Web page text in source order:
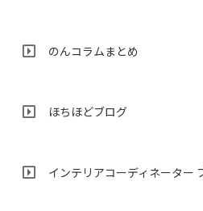
のんコラムまとめ
ほちほどブログ
インテリアコーディネーター